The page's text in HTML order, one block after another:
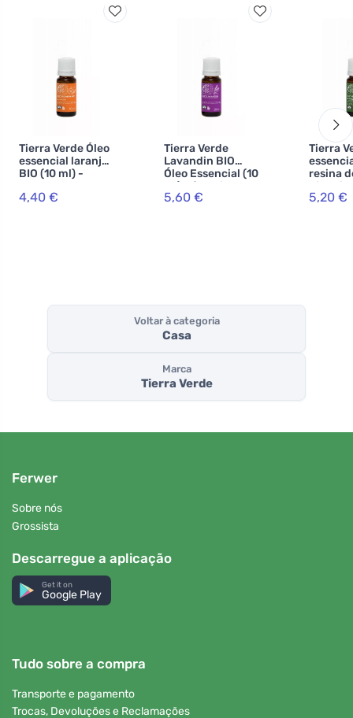
Tierra Verde Óleo
essencial laranja
BIO (10 ml) -
humor
4,40 €
Tierra Verde
Lavandin BIO
Óleo Essencial (10
ml) - favorito
universal
5,60 €
Tierra
resina
ml)
5,20 €
Voltar à categoria
Casa
Marca
Tierra Verde
Ferwer
Sobre nós
Grossista
Descarregue a aplicação
Get it on
Google Play
Tudo sobre a compra
Transporte e pagamento
Trocas, Devoluções e Reclamações